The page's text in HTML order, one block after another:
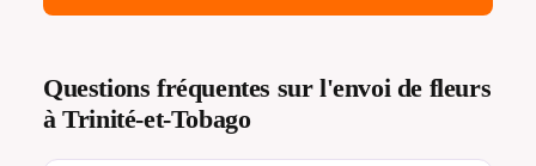
Questions fréquentes sur l'envoi de fleurs
à Trinité-et-Tobago